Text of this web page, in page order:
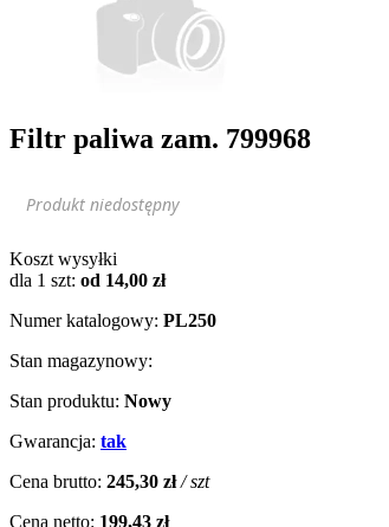
Filtr paliwa zam. 799968
Produkt niedostępny
Koszt wysyłki
dla 1 szt: od 14,00 zł
Numer katalogowy: PL250
Stan magazynowy:
Stan produktu: Nowy
Gwarancja: tak
Cena brutto: 245,30 zł / szt
Cena netto: 199,43 zł